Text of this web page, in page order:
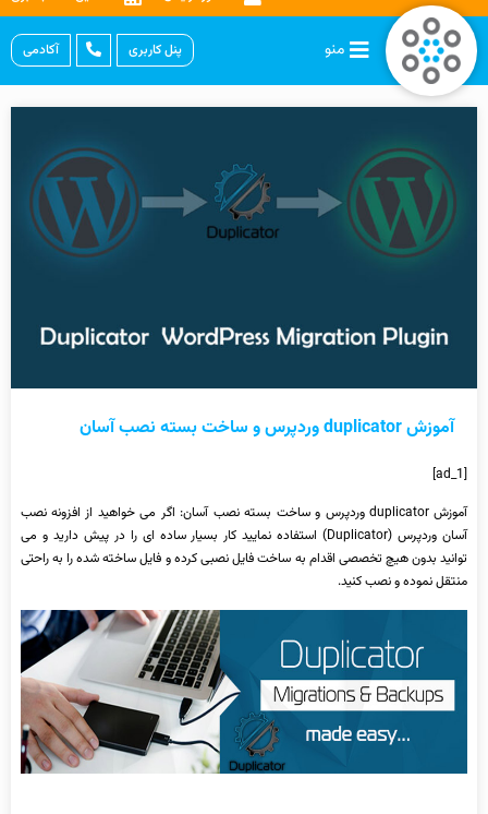
منو پنل کاربری آکادمی
آموزش duplicator وردپرس و ساخت بسته نصب آسان
[ad_1]
آموزش duplicator وردپرس و ساخت بسته نصب آسان: اگر می خواهید از افزونه نصب
آسان وردپرس (Duplicator) استفاده نمایید کار بسیار ساده ای را در پیش دارید و می
توانید بدون هیچ تخصصی اقدام به ساخت فایل نصبی کرده و فایل ساخته شده را به راحتی
منتقل نموده و نصب کنید.